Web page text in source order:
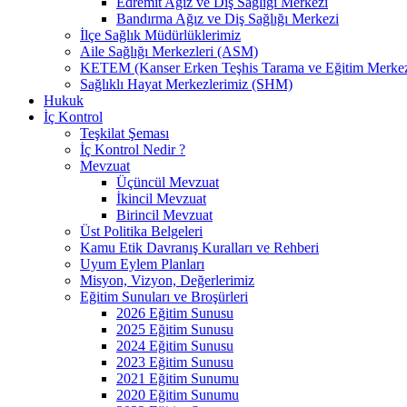
Bandırma Ağız ve Diş Sağlığı Merkezi
İlçe Sağlık Müdürlüklerimiz
Aile Sağlığı Merkezleri (ASM)
KETEM (Kanser Erken Teşhis Tarama ve Eğitim
Sağlıklı Hayat Merkezlerimiz (SHM)
Hukuk
İç Kontrol
Teşkilat Şeması
İç Kontrol Nedir ?
Mevzuat
Üçüncül Mevzuat
İkincil Mevzuat
Birincil Mevzuat
Üst Politika Belgeleri
Kamu Etik Davranış Kuralları ve Rehberi
Uyum Eylem Planları
Misyon, Vizyon, Değerlerimiz
Eğitim Sunuları ve Broşürleri
2026 Eğitim Sunusu
2025 Eğitim Sunusu
2024 Eğitim Sunusu
2023 Eğitim Sunusu
2021 Eğitim Sunumu
2020 Eğitim Sunumu